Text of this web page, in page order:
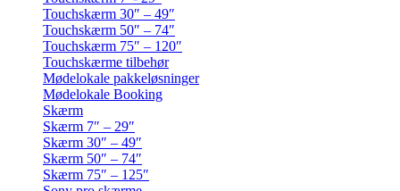
Touchskærm 30″ – 49″
Touchskærm 50″ – 74″
Touchskærm 75″ – 120″
Touchskærme tilbehør
Mødelokale pakkeløsninger
Mødelokale Booking
Skærm
Skærm 7″ – 29″
Skærm 30″ – 49″
Skærm 50″ – 74″
Skærm 75″ – 125″